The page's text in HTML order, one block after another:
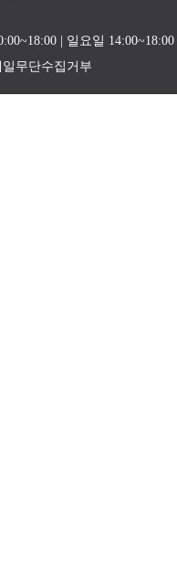
| 일요일
일무단수집거부